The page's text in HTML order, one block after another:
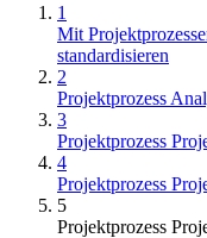
1
Mit
standardisieren
2
Projektprozess
3
Projektprozess
4
Projektprozess
5
Projektprozess